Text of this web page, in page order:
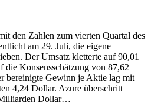
den Zahlen zum vierten Quartal des
am 29. Juli, die eigene
Der Umsatz kletterte auf 90,01
Konsensschätzung von 87,62
bereinigte Gewinn je Aktie lag mit
4,24 Dollar. Azure überschritt
Dollar…